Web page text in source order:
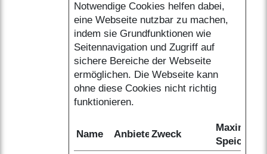
Notwendige Cookies helfen dabei,
eine Webseite nutzbar zu machen,
indem sie Grundfunktionen wie
Seitennavigation und Zugriff auf
sichere Bereiche der Webseite
ermöglichen. Die Webseite kann
ohne diese Cookies nicht richtig
funktionieren.
Name AnbieterZweck
Maximale